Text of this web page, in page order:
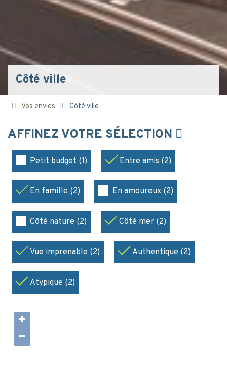
Côté ville
Vos envies Côté ville
AFFINEZ VOTRE SÉLECTION
Petit budget (1) Entre amis (2)
En famille (2) En amoureux (2)
Côté nature (2) Côté mer (2)
Vue imprenable (2) Authentique (2)
Atypique (2)
+
−